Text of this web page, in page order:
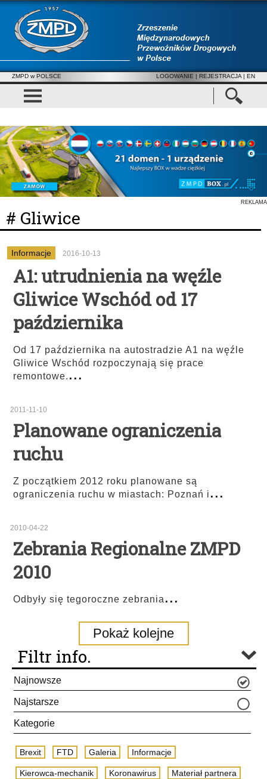
ZMPD w POLSCE LOGOWANIE | REJESTRACJA | EN
REKLAMA
# Gliwice
Informacje 2016-10-13
A1: utrudnienia na węźle
Gliwice Wschód od 17
października
Od 17 października na autostradzie A1 na węźle
Gliwice Wschód rozpoczynają się prace
remontowe....
2011-11-10
Planowane ograniczenia
ruchu
Z początkiem 2012 roku planowane są
ograniczenia ruchu w miastach: Poznań i ...
2010-04-22
Zebrania Regionalne ZMPD
2010
Odbyły się tegoroczne zebrania...
Pokaż kolejne
Filtr info.
Najnowsze
Najstarsze
Kategorie
Brexit FTD Galeria Informacje
Kierowca-mechanik Koronawirus Materiał partnera